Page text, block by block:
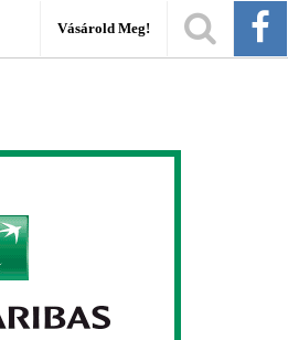
Vásárold Meg!